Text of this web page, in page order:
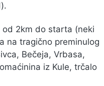
od 2km do starta (neki
na tragično preminulog
Bečeja, Vrbasa,
iz Kule, trčalo